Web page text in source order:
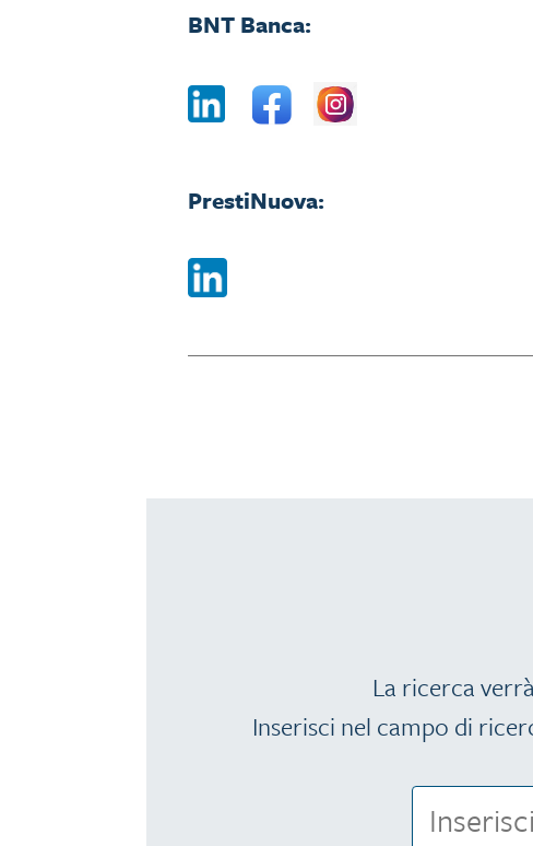
BNT Banca:
PrestiNuova:
La ricerca
Inserisci nel campo di